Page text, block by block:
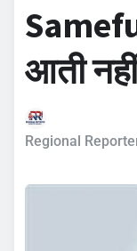
आती नहीं
Regional